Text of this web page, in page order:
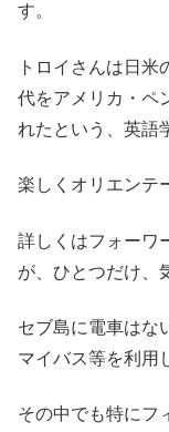
す。
トロイさんは日
代をアメリカ・ペ
れたという、英語
楽しくオリエンテ
詳しくはフォーワ
が、ひとつだけ、
セブ島に電車はな
マイバス等を利用
その中でも特にフ